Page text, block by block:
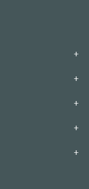
+
+
+
+
+